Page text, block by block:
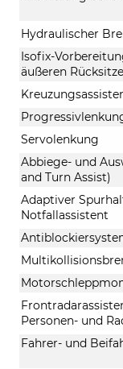
Hydraulischer
Isofix-
äußeren
Servolenkung
Abbiege- und
and Turn Assist)
Adaptiver
Notfallassistent
Personen- und
Fahrer- und